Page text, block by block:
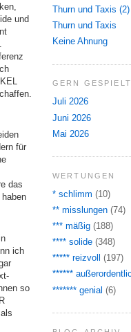
und
für
das
ich
so
Thurn und Taxis (2)
Thurn und Taxis
Keine Ahnung
GERN GESPIELT
Juli 2026
Juni 2026
Mai 2026
WERTUNGEN
* schlimm (10)
** misslungen (74)
*** mäßig (188)
**** solide (348)
***** reizvoll
(197)
******
******* genial (6)